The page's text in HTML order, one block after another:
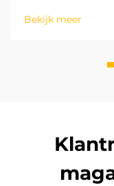
processen in
Bekijk meer